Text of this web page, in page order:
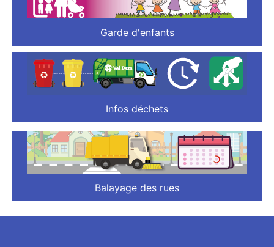
Garde d'enfants
Infos déchets
Balayage des rues